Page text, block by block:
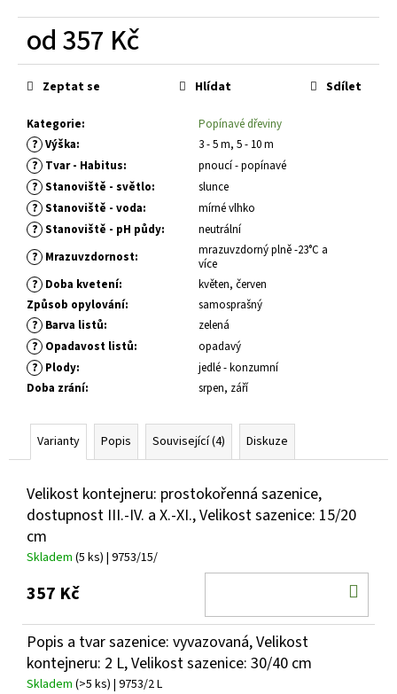
od357 Kč
Měrná
cena:
Kategorie: Popínavé dřeviny
? Výška: 3 - 5 m, 5 - 10 m
? Tvar - Habitus: pnoucí - popínavé
? Stanoviště - světlo: slunce
? Stanoviště - voda: mírné vlhko
? Stanoviště - pH půdy: neutrální
? Mrazuvzdornost:
mrazuvzdorný plně -23°C a
více
? Doba kvetení:
květen, červen
Způsob opylování: samosprašný
? Barva listů: zelená
? Opadavost listů: opadavý
? Plody:
jedlé - konzumní
Doba zrání: srpen, září
Zeptat se Hlídat Sdílet
Varianty Popis Související (4) Diskuze
Velikost kontejneru: prostokořenná sazenice,
dostupnost III.-IV. a X.-XI., Velikost sazenice: 15/20
cm
Skladem (5 ks) | 9753/15/
357 Kč
Popis a tvar sazenice: vyvazovaná, Velikost
kontejneru: 2 L, Velikost sazenice: 30/40 cm
Skladem (>5 ks) | 9753/2 L
u
u
m
e
BUDDLEIA
DAVIDII
PRINCE
CHARMING
KOMULE
DAVIDOVA
149
Kč